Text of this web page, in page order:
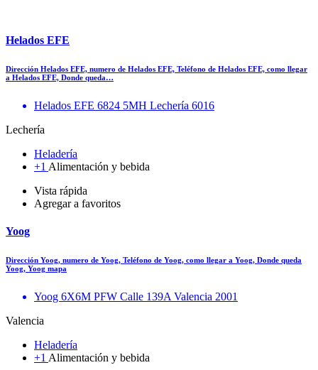
Helados EFE
Dirección Helados EFE, numero de Helados EFE, Teléfono de Helados EFE, como llegar
a Helados EFE, Donde queda…
Helados EFE 6824 5MH Lechería 6016
Lechería
Heladería
+1 Alimentación y bebida
Vista rápida
Agregar a favoritos
Yoog
Dirección Yoog, numero de Yoog, Teléfono de Yoog, como llegar a Yoog, Donde queda
Yoog, Yoog mapa
Yoog 6X6M PFW Calle 139A Valencia 2001
Valencia
Heladería
+1 Alimentación y bebida